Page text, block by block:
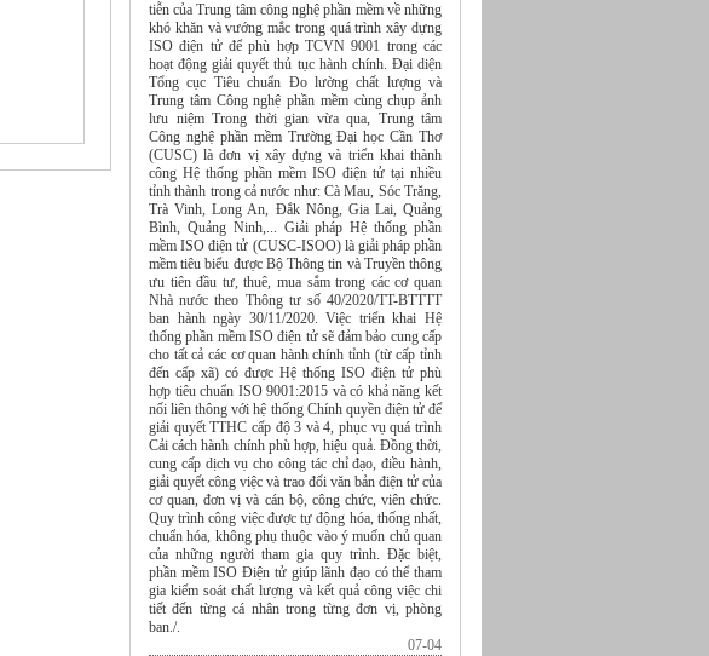
tiễn của Trung tâm công nghệ phần mềm về những
khó khăn và vướng mắc trong quá trình xây dựng
ISO điện tử để phù hợp TCVN 9001 trong các
hoạt động giải quyết thủ tục hành chính. Đại diện
Tổng cục Tiêu chuẩn Đo lường chất lượng và
Trung tâm Công nghệ phần mềm cùng chụp ảnh
lưu niệm Trong thời gian vừa qua, Trung tâm
Công nghệ phần mềm Trường Đại học Cần Thơ
(CUSC) là đơn vị xây dựng và triển khai thành
công Hệ thống phần mềm ISO điện tử tại nhiều
tỉnh thành trong cả nước như: Cà Mau, Sóc Trăng,
Trà Vinh, Long An, Đắk Nông, Gia Lai, Quảng
Bình, Quảng Ninh,... Giải pháp Hệ thống phần
mềm ISO điện tử (CUSC-ISOO) là giải pháp phần
mềm tiêu biểu được Bộ Thông tin và Truyền thông
ưu tiên đầu tư, thuê, mua sắm trong các cơ quan
Nhà nước theo Thông tư số 40/2020/TT-BTTTT
ban hành ngày 30/11/2020. Việc triển khai Hệ
thống phần mềm ISO điện tử sẽ đảm bảo cung cấp
cho tất cả các cơ quan hành chính tỉnh (từ cấp tỉnh
đến cấp xã) có được Hệ thống ISO điện tử phù
hợp tiêu chuẩn ISO 9001:2015 và có khả năng kết
nối liên thông với hệ thống Chính quyền điện tử để
giải quyết TTHC cấp độ 3 và 4, phục vụ quá trình
Cải cách hành chính phù hợp, hiệu quả. Đồng thời,
cung cấp dịch vụ cho công tác chỉ đạo, điều hành,
giải quyết công việc và trao đổi văn bản điện tử của
cơ quan, đơn vị và cán bộ, công chức, viên chức.
Quy trình công việc được tự động hóa, thống nhất,
chuẩn hóa, không phụ thuộc vào ý muốn chủ quan
của những người tham gia quy trình. Đặc biệt,
phần mềm ISO Điện tử giúp lãnh đạo có thể tham
gia kiểm soát chất lượng và kết quả công việc chi
tiết đến từng cá nhân trong từng đơn vị, phòng
ban./.
07-04